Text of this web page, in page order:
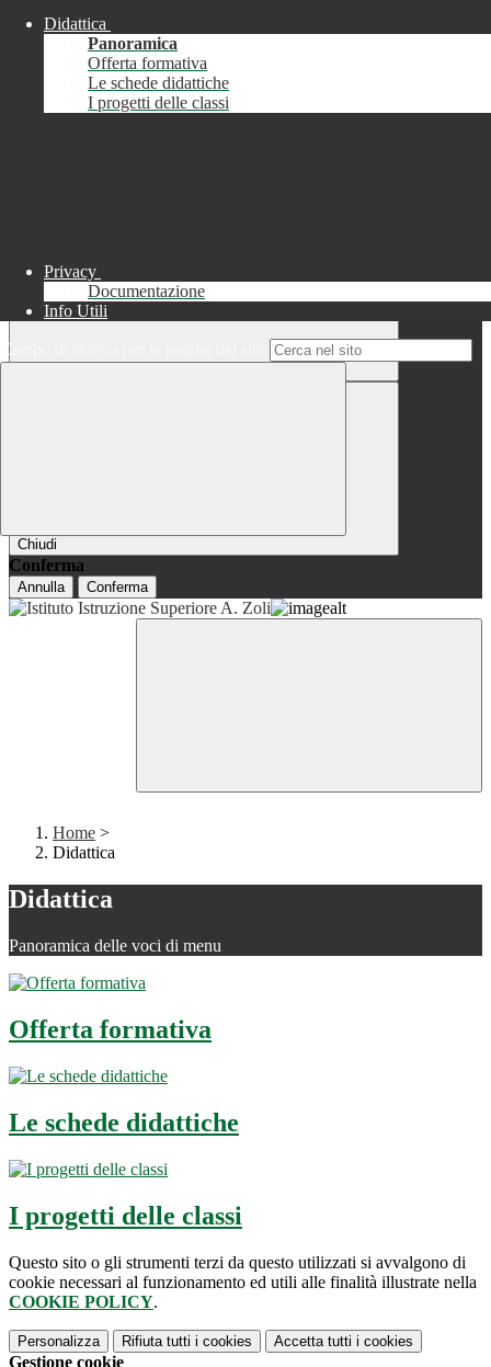
Chiudi
Informazione
Chiudi
Conferma
Annulla Conferma
Didattica
Panoramica
Offerta formativa
Le schede didattiche
I progetti delle classi
Privacy
Documentazione
Info Utili
Campo di ricerca per le pagine del sito
Home >
Didattica
Didattica
Panoramica delle voci di menu
Offerta formativa
Le schede didattiche
I progetti delle classi
Questo sito o gli strumenti terzi da questo utilizzati si avvalgono di
cookie necessari al funzionamento ed utili alle finalità illustrate nella
COOKIE POLICY.
Personalizza Rifiuta tutti i cookies Accetta tutti i cookies
Gestione cookie